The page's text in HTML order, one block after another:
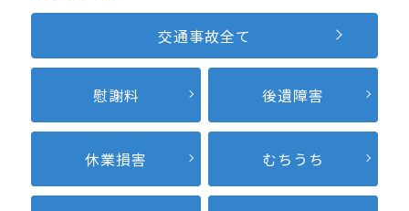
交通事故全て
慰謝料 後遺障害
休業損害 むちうち